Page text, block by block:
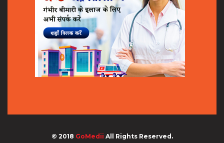
© 2018 GoMedii All Rights Reserved.